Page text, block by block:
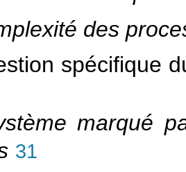
des
spécifique
marqué
31